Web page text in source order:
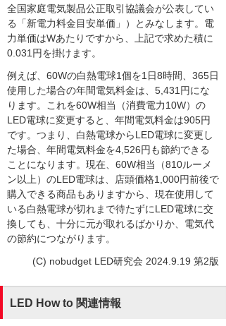
全国家庭電気製品公正取引協議会が公表してい
る「新電力料金目安単価」）とみなします。電
力単価はWあたりですから、上記で求めた積に
0.031円を掛けます。
例えば、60Wの白熱電球1個を1日8時間、365日
使用した場合の年間電気料金は、5,431円にな
ります。これを60W相当（消費電力10W）の
LED電球に変更すると、年間電気料金は905円
です。つまり、白熱電球からLED電球に変更し
た場合、年間電気料金を4,526円も節約できる
ことになります。現在、60W相当（810ルーメ
ン以上）のLED電球は、店頭価格1,000円前後で
購入できる商品もありますから、現在使用して
いる白熱電球が切れまで待たずにLED電球に交
換しても、十分に元が取れるばかりか、電気代
の節約につながります。
(C) nobudget LED研究会 2024.9.19 第2版
LED How to 関連情報